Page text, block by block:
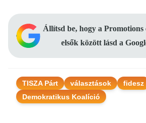
Állítsd be, hogy a
elsők között lásd a
TISZA Párt választások
fidesz
Demokratikus Koalíció